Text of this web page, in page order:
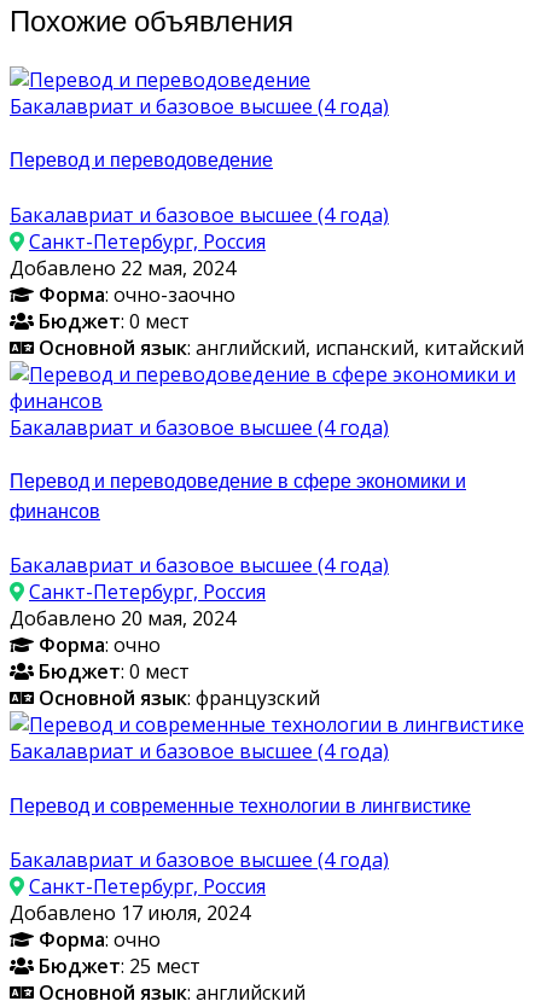
Похожие объявления
Бакалавриат и базовое высшее (4 года)
Перевод и переводоведение
Бакалавриат и базовое высшее (4 года)
Санкт-Петербург, Россия
Добавлено 22 мая, 2024
Форма: очно-заочно
Бюджет: 0 мест
Основной язык: английский, испанский, китайский
Бакалавриат и базовое высшее (4 года)
Перевод и переводоведение в сфере экономики и
финансов
Бакалавриат и базовое высшее (4 года)
Санкт-Петербург, Россия
Добавлено 20 мая, 2024
Форма: очно
Бюджет: 0 мест
Основной язык: французский
Бакалавриат и базовое высшее (4 года)
Перевод и современные технологии в лингвистике
Бакалавриат и базовое высшее (4 года)
Санкт-Петербург, Россия
Добавлено 17 июля, 2024
Форма: очно
Бюджет: 25 мест
Основной язык: английский